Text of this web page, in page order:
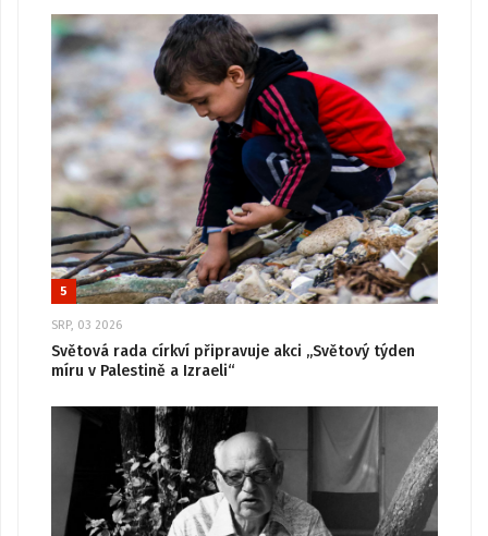
5
SRP, 03 2026
Světová rada církví připravuje akci „Světový týden
míru v Palestině a Izraeli“